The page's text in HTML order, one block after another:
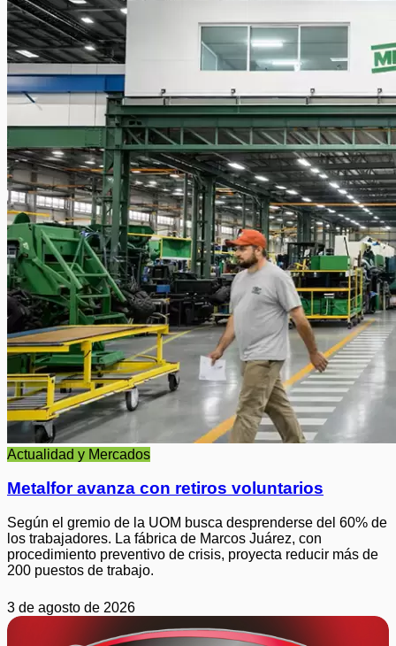
Actualidad y Mercados
Metalfor avanza con retiros voluntarios
Según el gremio de la UOM busca desprenderse del 60% de
los trabajadores. La fábrica de Marcos Juárez, con
procedimiento preventivo de crisis, proyecta reducir más de
200 puestos de trabajo.
3 de agosto de 2026